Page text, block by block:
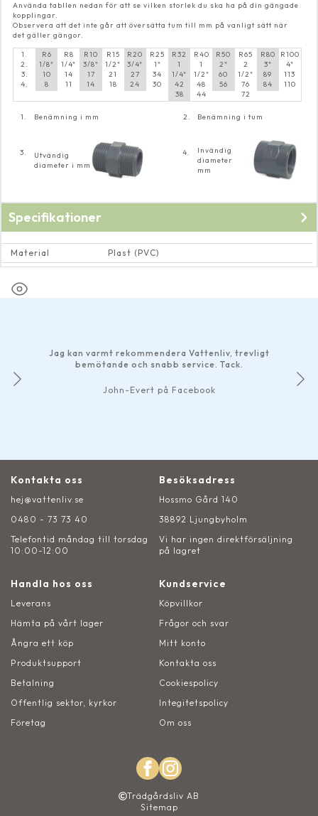
Använda tabllen nedan för att se vilken storlek du ska ha på din gängade
kopplingar.
Observera att det inte går att översätta tum till mm på vanligt sätt när
det gäller gängor.
1.
2.
3.
4.
R6
1/8"
10
8
R8
1/4"
14
11
R10
3/8"
17
14
R15
1/2"
21
18
R20
3/4"
27
24
R25
1"
34
30
R32
1
1/4"
42
38
R40
1
1/2"
48
44
R50
2"
60
56
R65
2
1/2"
76
72
R80
3"
89
84
R100
4"
113
110
1. Benämning i mm 2. Benämning i tum
3.
Utvändig
diameter i mm
4.
Invändig
diameter
mm
Specifikationer
Material
Plast (PVC)
Jag kan varmt rekommendera Vattenliv, trevligt
bemötande och snabb service. Tack.
John-Evert på Facebook
Kontakta oss
hej@vattenliv.se
0480 - 73 73 40
Telefontid måndag till torsdag
10:00-12:00
Besöksadress
Hossmo Gård 140
38892 Ljungbyholm
Vi har ingen direktförsäljning
på lagret
Handla hos oss
Leverans
Hämta på vårt lager
Ångra ett köp
Produktsupport
Betalning
Offentlig sektor, kyrkor
Företag
Kundservice
Köpvillkor
Frågor och svar
Mitt konto
Kontakta oss
Cookiespolicy
Integitetspolicy
Om oss
Trädgårdsliv AB
Sitemap